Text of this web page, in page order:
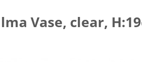
Vase, clear,